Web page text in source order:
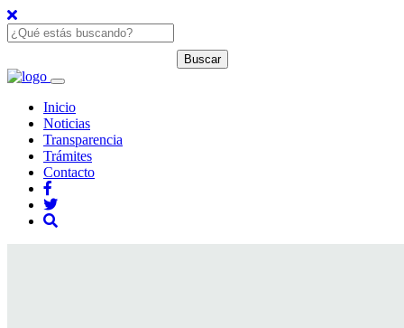
Inicio
Noticias
Transparencia
Trámites
Contacto